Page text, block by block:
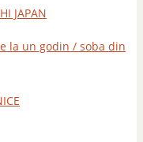
JAPAN
la un godin / soba din